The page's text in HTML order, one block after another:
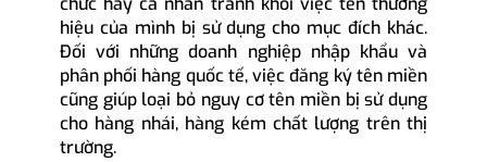
hiệu của mình bị sử dụng cho mục đích khác.
Đối với những doanh nghiệp nhập khẩu và
phân phối hàng quốc tế, việc đăng ký tên miền
cũng giúp loại bỏ nguy cơ tên miền bị sử dụng
cho hàng nhái, hàng kém chất lượng trên thị
trường.